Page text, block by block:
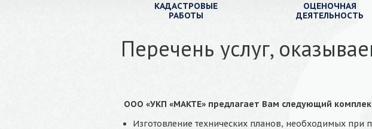
КАДАСТРОВЫЕ
РАБОТЫ
ОЦЕНОЧНАЯ
ДЕЯТЕЛЬНОСТЬ
Перечень услуг,
ООО «УКП «МАКТЕ» предлагает Вам следующий
Изготовление технических планов, необходимых при